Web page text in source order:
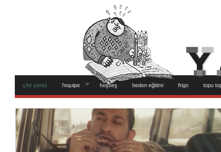
çıtır çerez l’equipe hoşbeş beden eğitimi frigo topu